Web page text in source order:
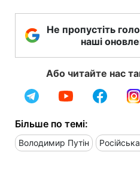
Не пропустіть
наші
Або читайте нас
Більше по темі:
Володимир Путін